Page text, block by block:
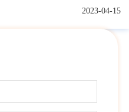
2023-04-15